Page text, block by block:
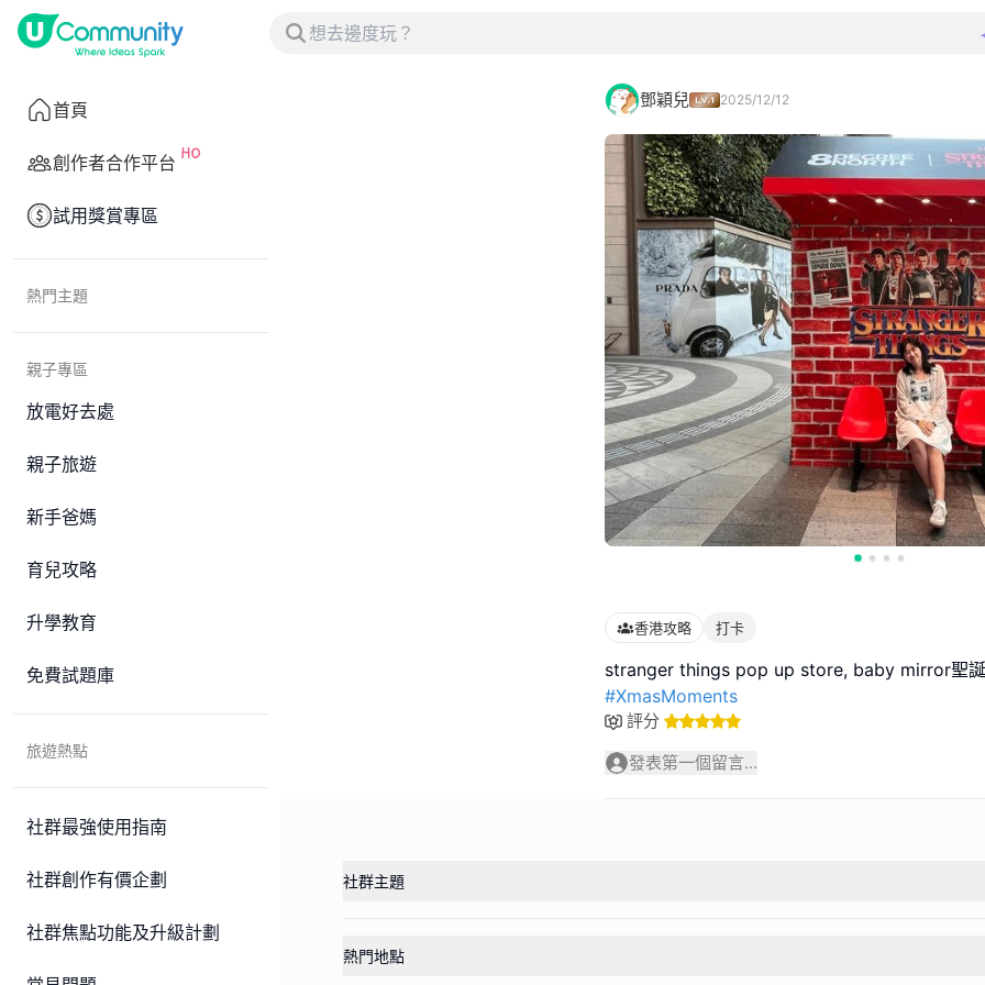
首頁
創作者合作平台
試用獎賞專區
熱門主題
親子專區
放電好去處
親子旅遊
新手爸媽
育兒攻略
升學教育
免費試題庫
旅遊熱點
社群最強使用指南
社群創作有價企劃
社群焦點功能及升級計劃
鄧穎兒 2025/12/12
香港攻略 打卡
#XmasMoments
評分
發表第一個留言...
社群主題
熱門地點